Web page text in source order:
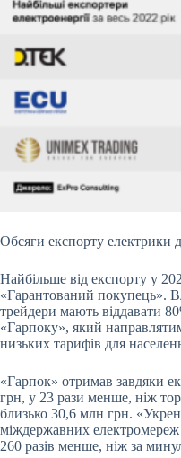
Обсяги експорту електрики
Найбільше від експорту у
«Гарантований покупець».
трейдери мають віддавати
«Гарпоку», який
низьких тарифів для
«Гарпок» отримав завдяки
грн, у 23 рази менше, ніж
близько 30,6 млн грн.
міждержавних
260 разів менше, ніж за